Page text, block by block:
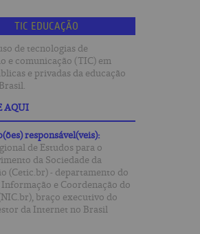
TIC EDUCAÇÃO
de tecnologias de
e comunicação (TIC) em
e privadas da educação
AQUI
responsável(veis):
de Estudos para o
da Sociedade da
(Cetic.br) - departamento do
e Coordenação do
braço executivo do
da Internet no Brasil